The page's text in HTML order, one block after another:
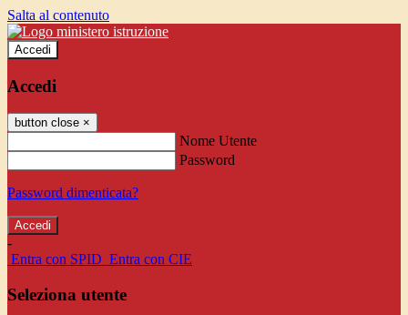
Salta al contenuto
Accedi
Accedi
button close ×
Nome Utente
Password
Password dimenticata?
-
Entra con SPID Entra con CIE
Seleziona utente